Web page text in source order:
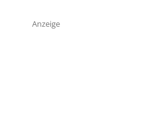
Anzeige